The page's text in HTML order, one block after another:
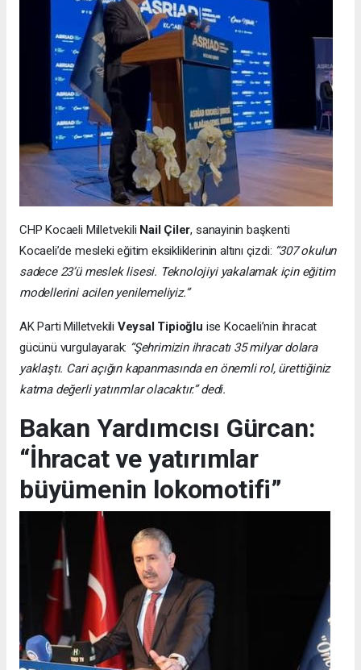
CHP Kocaeli Milletvekili Nail Çiler, sanayinin başkenti
Kocaeli’de mesleki eğitim eksikliklerinin altını çizdi: “307 okulun
sadece 23’ü meslek lisesi. Teknolojiyi yakalamak için eğitim
modellerini acilen yenilemeliyiz.”
AK Parti Milletvekili Veysal Tipioğlu ise Kocaeli’nin ihracat
gücünü vurgulayarak: “Şehrimizin ihracatı 35 milyar dolara
yaklaştı. Cari açığın kapanmasında en önemli rol, ürettiğiniz
katma değerli yatırımlar olacaktır.” dedi.
Bakan Yardımcısı Gürcan:
“İhracat ve yatırımlar
büyümenin lokomotifi”